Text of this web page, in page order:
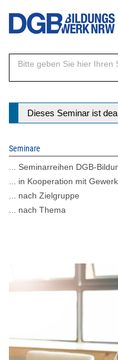
Direkt
Inhalt
Statusmeldung
Dieses Seminar ist
Seminare
... Seminarreihen DGB-
... in Kooperation mit
... nach Zielgruppe
... nach Thema